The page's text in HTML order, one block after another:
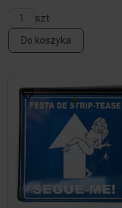
szt
Do koszyka